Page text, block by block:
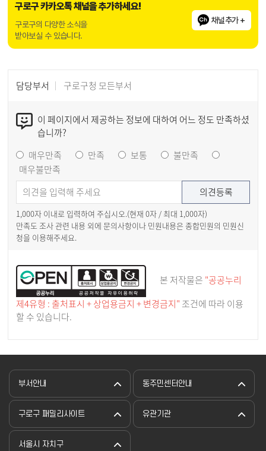
구로구 카카오톡 채널을 추가하세요!
구로구의 다양한 소식을
받아보실 수 있습니다.
채널추가 +
담당부서 구로구청 모든부서
이 페이지에서 제공하는 정보에 대하여 어느 정도 만족하셨
습니까?
매우만족
만족 보통
불만족
매우불만족
1,000자 이내로 입력하여 주십시오.(현재 0자 / 최대 1,000자)
만족도 조사 관련 내용 외에 문의사항이나 민원내용은 종합민원의 민원신
청을 이용해주세요.
본 저작물은 "공공누리
제4유형 : 출처표시 + 상업용금지 + 변경금지" 조건에 따라 이용
할 수 있습니다.
부서안내 동주민센터안내
구로구 패밀리사이트 유관기관
서울시 자치구